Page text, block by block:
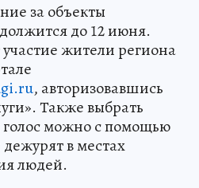
за объекты
до 12 июня.
жители региона
, авторизовавшись
Также выбрать
голос можно с помощью
в местах
людей.